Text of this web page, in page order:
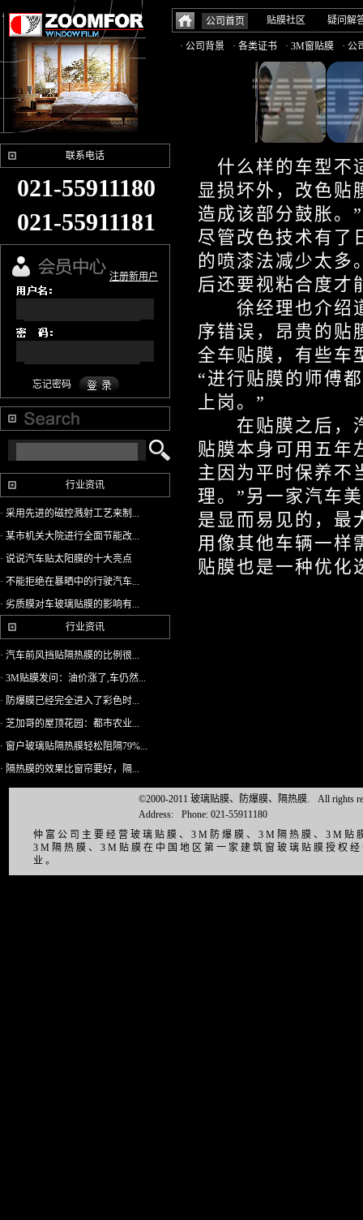
公司首页 贴膜社区 疑问解
· 公司背景 · 各类证书 · 3M窗贴膜 · 公
联系电话
021-55911180
021-55911181
注册新用户
忘记密码
行业资讯
· 采用先进的磁控溅射工艺来制...
· 某市机关大院进行全面节能改...
· 说说汽车贴太阳膜的十大亮点
· 不能拒绝在暴晒中的行驶汽车...
· 劣质膜对车玻璃贴膜的影响有...
行业资讯
· 汽车前风挡贴隔热膜的比例很...
· 3M贴膜发问：油价涨了,车仍然...
· 防爆膜已经完全进入了彩色时...
· 芝加哥的屋顶花园：都市农业...
· 窗户玻璃贴隔热膜轻松阻隔79%...
· 隔热膜的效果比窗帘要好，隔...
什么样的车型不
显损坏外，改色贴
造成该部分鼓胀。
尽管改色技术有了
的喷漆法减少太多
后还要视粘合度才
徐经理也介绍道
序错误，昂贵的贴
全车贴膜，有些车
“进行贴膜的师傅
上岗。”
在贴膜之后，汽
贴膜本身可用五年
主因为平时保养不
理。”另一家汽车
是显而易见的，最
用像其他车辆一样
贴膜也是一种优化
©2000-2011 玻璃贴膜、防爆膜、隔热膜.
All rights
Address:
Phone: 021-55911180
仲富公司主要经营玻璃贴膜、3M防爆膜、3M隔热膜、3M
3M隔热膜、3M贴膜在中国地区第一家建筑窗玻璃贴膜授权
业。